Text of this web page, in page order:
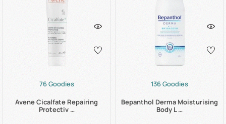
76 Goodies
Avene Cicalfate Repairing
Protectiv …
136 Goodies
Bepanthol Derma Moisturising
Body L …